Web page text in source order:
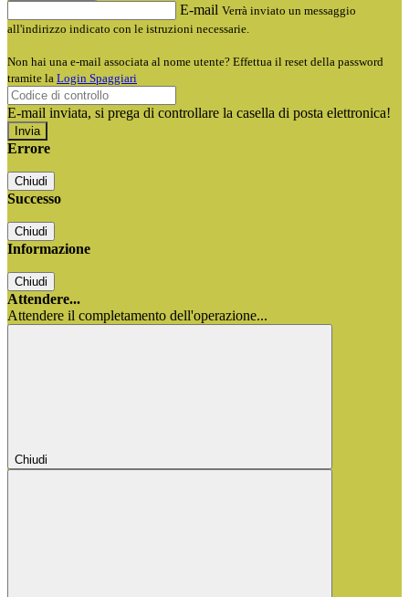
E-mail Verrà inviato un messaggio
all'indirizzo indicato con le istruzioni necessarie.
Non hai una e-mail associata al nome utente? Effettua il reset della password
tramite la Login Spaggiari
E-mail inviata, si prega di controllare la casella di posta elettronica!
Errore
Chiudi
Successo
Chiudi
Informazione
Chiudi
Attendere...
Attendere il completamento dell'operazione...
Chiudi